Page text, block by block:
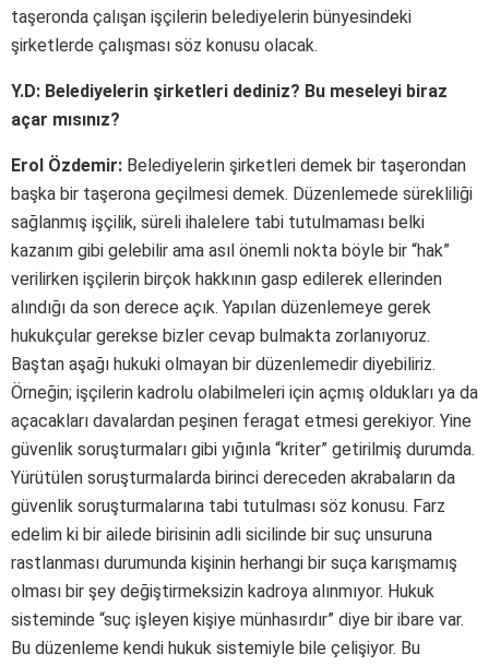
taşeronda çalışan işçilerin belediyelerin bünyesindeki
şirketlerde çalışması söz konusu olacak.
Y.D: Belediyelerin şirketleri dediniz? Bu meseleyi biraz
açar mısınız?
Erol Özdemir: Belediyelerin şirketleri demek bir taşerondan
başka bir taşerona geçilmesi demek. Düzenlemede sürekliliği
sağlanmış işçilik, süreli ihalelere tabi tutulmaması belki
kazanım gibi gelebilir ama asıl önemli nokta böyle bir “hak”
verilirken işçilerin birçok hakkının gasp edilerek ellerinden
alındığı da son derece açık. Yapılan düzenlemeye gerek
hukukçular gerekse bizler cevap bulmakta zorlanıyoruz.
Baştan aşağı hukuki olmayan bir düzenlemedir diyebiliriz.
Örneğin; işçilerin kadrolu olabilmeleri için açmış oldukları ya da
açacakları davalardan peşinen feragat etmesi gerekiyor. Yine
güvenlik soruşturmaları gibi yığınla “kriter” getirilmiş durumda.
Yürütülen soruşturmalarda birinci dereceden akrabaların da
güvenlik soruşturmalarına tabi tutulması söz konusu. Farz
edelim ki bir ailede birisinin adli sicilinde bir suç unsuruna
rastlanması durumunda kişinin herhangi bir suça karışmamış
olması bir şey değiştirmeksizin kadroya alınmıyor. Hukuk
sisteminde “suç işleyen kişiye münhasırdır” diye bir ibare var.
Bu düzenleme kendi hukuk sistemiyle bile çelişiyor. Bu